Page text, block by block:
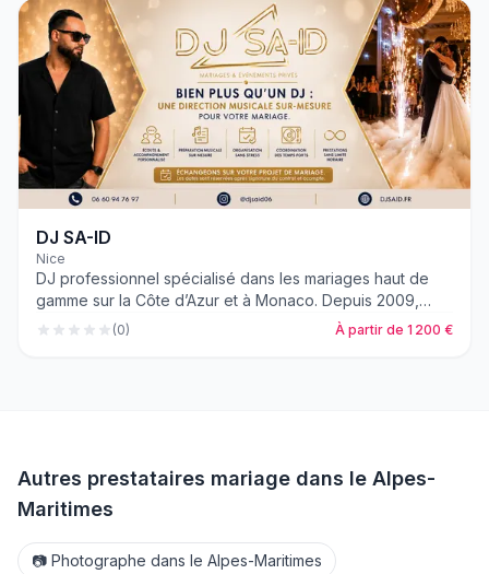
DJ SA-ID
Nice
DJ professionnel spécialisé dans les mariages haut de
gamme sur la Côte d’Azur et à Monaco. Depuis 2009,
j’accompagne les futurs mariés dans la création d’une
lumière, ouverture de bal, feux d’artifice d’intérieur,
fumée lourde et coordination des temps forts. Plus de
300 mariages animés avec passion dans les plus beaux
domaines et salles de réception de la région. 📍 Côte
d’Azur • Monaco • Provence 📞 06 60 94 76 97 📧
(0) À partir de 1 200 €
Autres prestataires mariage dans le Alpes-
Maritimes
📷 Photographe dans le Alpes-Maritimes